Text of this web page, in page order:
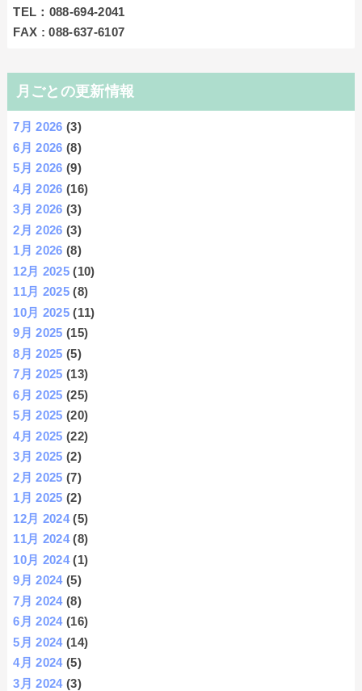
TEL：088-694-2041
FAX : 088-637-6107
月ごとの更新情報
7月 2026 (3)
6月 2026 (8)
5月 2026 (9)
4月 2026 (16)
3月 2026 (3)
2月 2026 (3)
1月 2026 (8)
12月 2025 (10)
11月 2025 (8)
10月 2025 (11)
9月 2025 (15)
8月 2025 (5)
7月 2025 (13)
6月 2025 (25)
5月 2025 (20)
4月 2025 (22)
3月 2025 (2)
2月 2025 (7)
1月 2025 (2)
12月 2024(5)
11月 2024(8)
10月 2024(1)
9月 2024(5)
7月 2024(8)
6月 2024(16)
5月 2024(14)
4月 2024(5)
3月 2024(3)